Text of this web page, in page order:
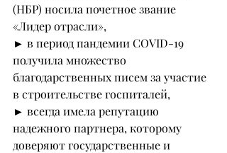
(НБР) носила почетное звание
«Лидер отрасли»,
► в период пандемии COVID-19
получила множество
благодарственных писем за участие
в строительстве госпиталей,
► всегда имела репутацию
надежного партнера, которому
доверяют государственные и